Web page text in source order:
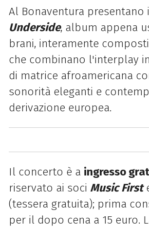
Al Bonaventura presentano
Underside, album appena
brani, interamente
che combinano l'interplay
di matrice afroamericana
sonorità eleganti e
derivazione europea.
Il concerto è a ingresso
riservato ai soci Music First
(tessera gratuita); prima
per il dopo cena a 15 euro.